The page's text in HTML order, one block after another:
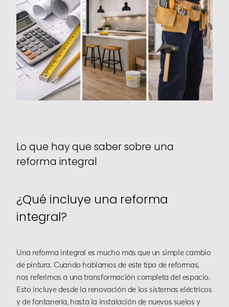
Lo que hay que saber sobre una
reforma integral
¿Qué incluye una reforma
integral?
Una reforma integral es mucho más que un simple cambio
de pintura. Cuando hablamos de este tipo de reformas,
nos referimos a una transformación completa del espacio.
Esto incluye desde la renovación de los sistemas eléctricos
y de fontanería, hasta la instalación de nuevos suelos y